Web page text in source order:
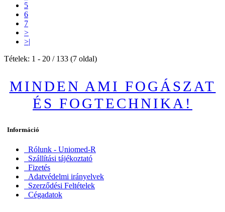
5
6
7
>
>|
Tételek: 1 - 20 / 133 (7 oldal)
MINDEN AMI FOGÁSZAT
ÉS FOGTECHNIKA!
Információ
Rólunk - Uniomed-R
Szállítási tájékoztató
Fizetés
Adatvédelmi irányelvek
Szerződési Feltételek
Cégadatok